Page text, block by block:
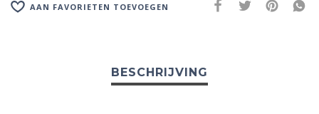
AAN FAVORIETEN TOEVOEGEN